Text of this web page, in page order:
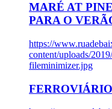
MARÉ AT
PARA O
https://
content/uploads/
fileminimizer.jpg